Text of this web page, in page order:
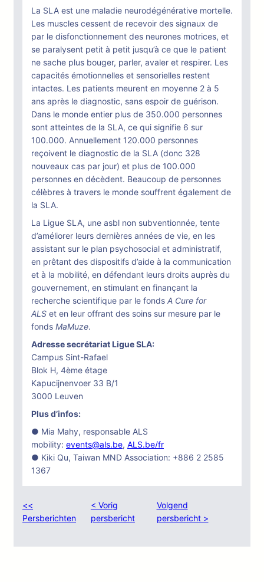
La SLA est une maladie neurodégénérative mortelle.
Les muscles cessent de recevoir des signaux de
par le disfonctionnement des neurones motrices, et
se paralysent petit à petit jusqu’à ce que le patient
ne sache plus bouger, parler, avaler et respirer. Les
capacités émotionnelles et sensorielles restent
intactes. Les patients meurent en moyenne 2 à 5
ans après le diagnostic, sans espoir de guérison.
Dans le monde entier plus de 350.000 personnes
sont atteintes de la SLA, ce qui signifie 6 sur
100.000. Annuellement 120.000 personnes
reçoivent le diagnostic de la SLA (donc 328
nouveaux cas par jour) et plus de 100.000
personnes en décèdent. Beaucoup de personnes
célèbres à travers le monde souffrent également de
la SLA.
La Ligue SLA, une asbl non subventionnée, tente
d’améliorer leurs dernières années de vie, en les
assistant sur le plan psychosocial et administratif,
en prêtant des dispositifs d’aide à la communication
et à la mobilité, en défendant leurs droits auprès du
gouvernement, en stimulant en finançant la
recherche scientifique par le fonds A Cure for
ALS et en leur offrant des soins sur mesure par le
fonds MaMuze.
Adresse secrétariat Ligue SLA:
Campus Sint-Rafael
Blok H, 4ème étage
Kapucijnenvoer 33 B/1
3000 Leuven
Plus d’infos:
● Mia Mahy, responsable ALS
mobility: events@als.be, ALS.be/fr
● Kiki Qu, Taiwan MND Association: +886 2 2585
1367
<<
Persberichten
< Vorig
persbericht
Volgend
persbericht >